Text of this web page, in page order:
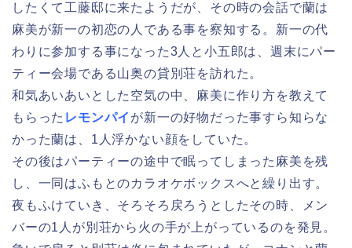
したくて工藤邸に来たようだが、その時の会話で蘭は
麻美が新一の初恋の人である事を察知する。新一の代
わりに参加する事になった3人と小五郎は、週末にパー
ティー会場である山奥の貸別荘を訪れた。
和気あいあいとした空気の中、麻美に作り方を教えて
もらった レモンパイ が新一の好物だった事すら知らな
かった蘭は、1人浮かない顔をしていた。
その後はパーティーの途中で眠ってしまった麻美を残
し、一同はふもとのカラオケボックスへと繰り出す。
夜もふけていき、そろそろ戻ろうとしたその時、メン
バーの1人が別荘から火の手が上がっているのを発見。